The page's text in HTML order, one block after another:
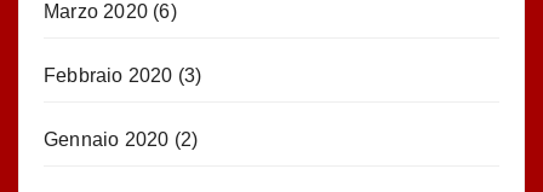
Marzo 2020 (6)
Febbraio 2020 (3)
Gennaio 2020 (2)